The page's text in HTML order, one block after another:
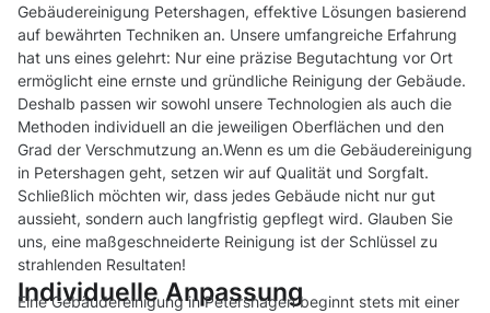
Gebäudereinigung Petershagen, effektive Lösungen basierend
auf bewährten Techniken an. Unsere umfangreiche Erfahrung
hat uns eines gelehrt: Nur eine präzise Begutachtung vor Ort
ermöglicht eine ernste und gründliche Reinigung der Gebäude.
Deshalb passen wir sowohl unsere Technologien als auch die
Methoden individuell an die jeweiligen Oberflächen und den
Grad der Verschmutzung an.Wenn es um die Gebäudereinigung
in Petershagen geht, setzen wir auf Qualität und Sorgfalt.
Schließlich möchten wir, dass jedes Gebäude nicht nur gut
aussieht, sondern auch langfristig gepflegt wird. Glauben Sie
uns, eine maßgeschneiderte Reinigung ist der Schlüssel zu
strahlenden Resultaten!
Individuelle Anpassung
Eine Gebäudereinigung in Petershagen beginnt stets mit einer